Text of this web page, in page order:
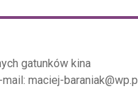
gatunków kina
maciej-baraniak@wp.pl